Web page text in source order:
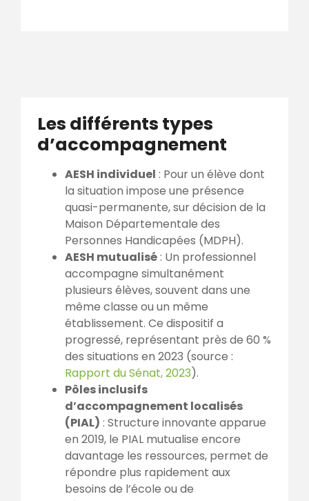
Les différents types
d’accompagnement
AESH individuel : Pour un élève dont
la situation impose une présence
quasi-permanente, sur décision de la
Maison Départementale des
Personnes Handicapées (MDPH).
AESH mutualisé: Un professionnel
accompagne simultanément
plusieurs élèves, souvent dans une
même classe ou un même
établissement. Ce dispositif a
progressé, représentant près de 60 %
des situations en 2023 (source :
Rapport du Sénat, 2023).
Pôles inclusifs
d’accompagnement localisés
(PIAL) : Structure innovante apparue
en 2019, le PIAL mutualise encore
davantage les ressources, permet de
répondre plus rapidement aux
besoins de l’école ou de